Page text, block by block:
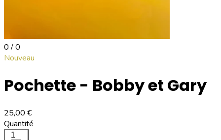
0 / 0
Nouveau
Pochette - Bobby et Gary
25,00 €
Quantité
1